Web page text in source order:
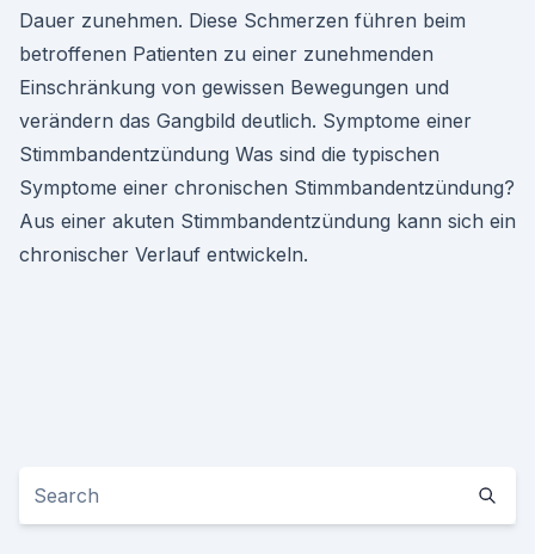
Dauer zunehmen. Diese Schmerzen führen beim
betroffenen Patienten zu einer zunehmenden
Einschränkung von gewissen Bewegungen und
verändern das Gangbild deutlich. Symptome einer
Stimmbandentzündung Was sind die typischen
Symptome einer chronischen Stimmbandentzündung?
Aus einer akuten Stimmbandentzündung kann sich ein
chronischer Verlauf entwickeln.